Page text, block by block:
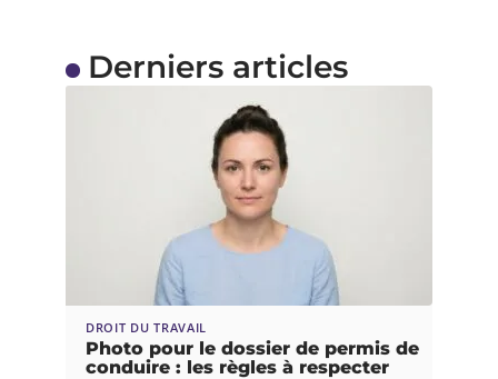
Derniers articles
DROIT DU TRAVAIL
Photo pour le dossier de permis de
conduire : les règles à respecter